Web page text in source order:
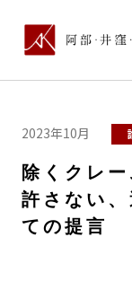
2023年10月
除くクレ
許さない
ての提言